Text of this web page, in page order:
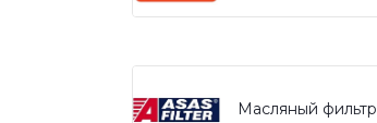
Масляный фильтр